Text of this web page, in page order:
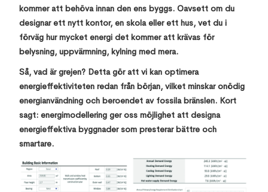
kommer att behöva innan den ens byggs. Oavsett om du
designar ett nytt kontor, en skola eller ett hus, vet du i
förväg hur mycket energi det kommer att krävas för
belysning, uppvärmning, kylning med mera.
Så, vad är grejen? Detta gör att vi kan optimera
energieffektiviteten redan från början, vilket minskar onödig
energianvändning och beroendet av fossila bränslen. Kort
sagt: energimodellering ger oss möjlighet att designa
energieffektiva byggnader som presterar bättre och
smartare.